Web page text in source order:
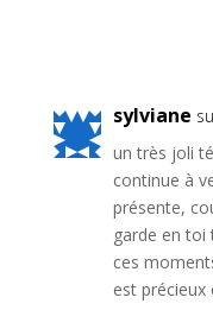
sylviane
un très joli
continue à
présente,
garde en toi
ces
est